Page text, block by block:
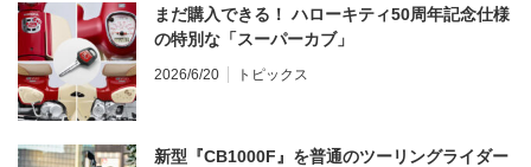
まだ購入できる！ ハローキティ50周年記念仕様
の特別な「スーパーカブ」
2026/6/20 トピックス
新型『CB1000F』を普通のツーリングライダー